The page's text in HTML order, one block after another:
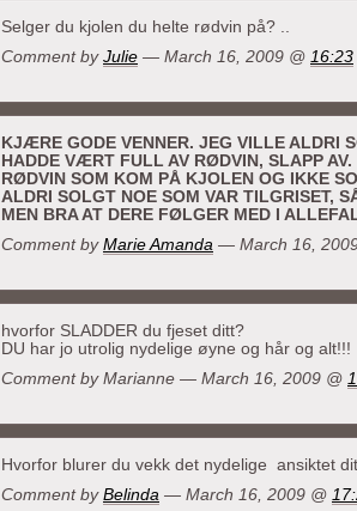
Selger du kjolen du helte rødvin på? ..
Comment by Julie — March 16, 2009 @ 16:23
KJÆRE GODE VENNER. JEG VILLE ALDRI
HADDE VÆRT FULL AV RØDVIN, SLAPP AV.
RØDVIN SOM KOM PÅ KJOLEN OG IKKE
ALDRI SOLGT NOE SOM VAR TILGRISET,
MEN BRA AT DERE FØLGER MED I
Comment by Marie Amanda — March 16,
hvorfor SLADDER du fjeset ditt?
DU har jo utrolig nydelige øyne og hår og
Comment by Marianne — March 16, 2009 @
Hvorfor blurer du vekk det nydelige ansiktet
Comment by Belinda — March 16, 2009 @